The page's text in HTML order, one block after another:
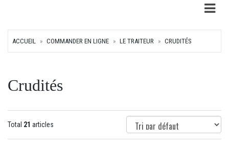
ACCUEIL COMMANDER EN LIGNE LE TRAITEUR CRUDITÉS
Crudités
Total 21 articles